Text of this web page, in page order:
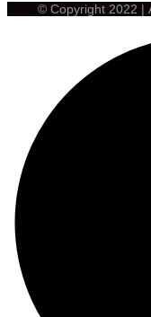
© Copyright 2022 |